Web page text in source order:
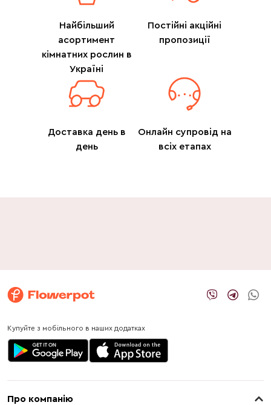
Найбільший
асортимент
кімнатних рослин в
Україні
Постійні акційні
пропозиції
Доставка день в
день
Онлайн супровід на
всіх етапах
Купуйте з мобільного в наших додатках
Про компанію